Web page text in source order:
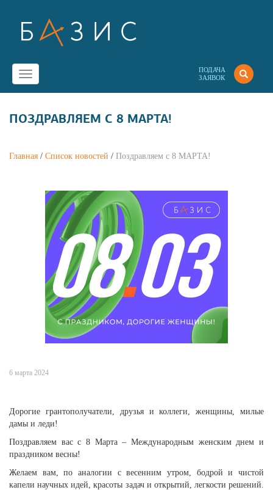
ПОДАЧА
ЗАЯВОК
Toggle
navigation
ПОЗДРАВЛЯЕМ С 8 МАРТА!
Главная / Список новостей / Поздравляем с 8 МАРТА!
6 марта 2024
Дорогие грантополучатели, друзья и коллеги, женщины, милые
дамы и леди!
Поздравляем вас с 8 Марта – Международным женским днем и
праздником весны!
Желаем вам, по аналогии с весенним утром, бодрой и чистой
капели научных идей, красоты задач и открытий, легкости решений.